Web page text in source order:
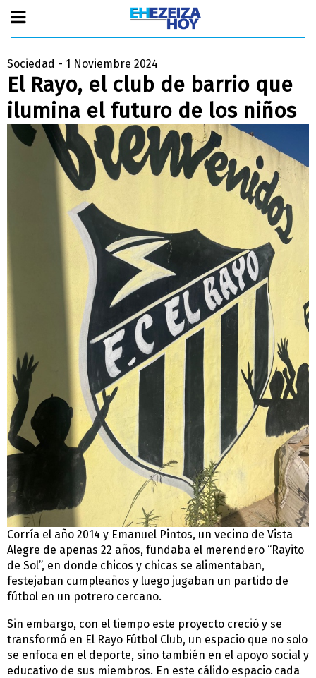
Sociedad - 1 Noviembre 2024
El Rayo, el club de barrio que
ilumina el futuro de los niños
Corría el año 2014 y Emanuel Pintos, un vecino de Vista
Alegre de apenas 22 años, fundaba el merendero “Rayito
de Sol”, en donde chicos y chicas se alimentaban,
festejaban cumpleaños y luego jugaban un partido de
fútbol en un potrero cercano.
Sin embargo, con el tiempo este proyecto creció y se
transformó en El Rayo Fútbol Club, un espacio que no solo
se enfoca en el deporte, sino también en el apoyo social y
educativo de sus miembros. En este cálido espacio cada